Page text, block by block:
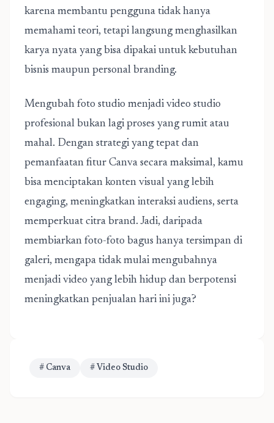
karena membantu pengguna tidak hanya
memahami teori, tetapi langsung menghasilkan
karya nyata yang bisa dipakai untuk kebutuhan
bisnis maupun personal branding.
Mengubah foto studio menjadi video studio
profesional bukan lagi proses yang rumit atau
mahal. Dengan strategi yang tepat dan
pemanfaatan fitur Canva secara maksimal, kamu
bisa menciptakan konten visual yang lebih
engaging, meningkatkan interaksi audiens, serta
memperkuat citra brand. Jadi, daripada
membiarkan foto-foto bagus hanya tersimpan di
galeri, mengapa tidak mulai mengubahnya
menjadi video yang lebih hidup dan berpotensi
meningkatkan penjualan hari ini juga?
# Canva # Video Studio